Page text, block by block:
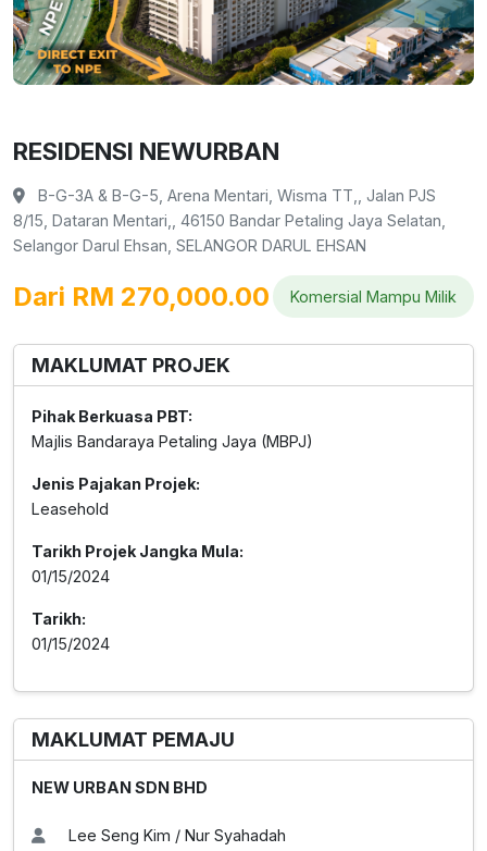
RESIDENSI NEWURBAN
B-G-3A & B-G-5, Arena Mentari, Wisma TT,, Jalan PJS
8/15, Dataran Mentari,, 46150 Bandar Petaling Jaya Selatan,
Selangor Darul Ehsan, SELANGOR DARUL EHSAN
Dari RM 270,000.00 Komersial Mampu Milik
MAKLUMAT PROJEK
Pihak Berkuasa PBT:
Majlis Bandaraya Petaling Jaya (MBPJ)
Jenis Pajakan Projek:
Leasehold
Tarikh Projek Jangka Mula:
01/15/2024
Tarikh:
01/15/2024
MAKLUMAT PEMAJU
NEW URBAN SDN BHD
Lee Seng Kim / Nur Syahadah